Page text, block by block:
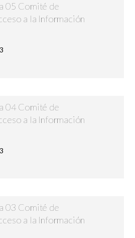
05 Comité de
a la Información
04 Comité de
a la Información
03 Comité de
a la Información